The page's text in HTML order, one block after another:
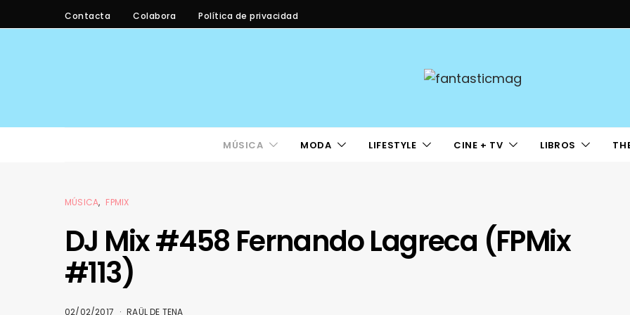
Contacta Colabora Política de privacidad
MÚSICA MODA LIFESTYLE CINE + TV LIBROS
MÚSICA FPMIX
DJ Mix #458 Fernando Lagreca (FPMix
#113)
02/02/2017 RAÜL DE TENA